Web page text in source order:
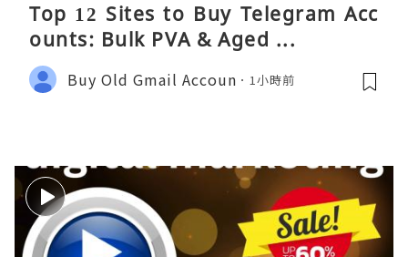
Top 12 Sites to Buy Telegram Acc
ounts: Bulk PVA & Aged ...
Buy Old Gmail Accoun 1小時前